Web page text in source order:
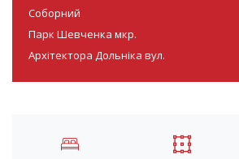
Соборний
Парк Шевченка мкр.
Архітектора Дольніка вул.